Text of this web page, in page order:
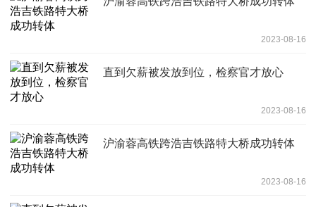
2023-08-16
直到欠薪被发放到位，检察官才放心
2023-08-16
沪渝蓉高铁跨浩吉铁路特大桥成功转体
2023-08-16